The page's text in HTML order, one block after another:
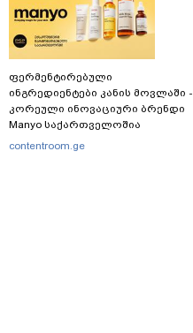
ფერმენტირებული
ინგრედიენტები კანის მოვლაში -
კორეული ინოვაციური ბრენდი
Manyo საქართველოშია
contentroom.ge